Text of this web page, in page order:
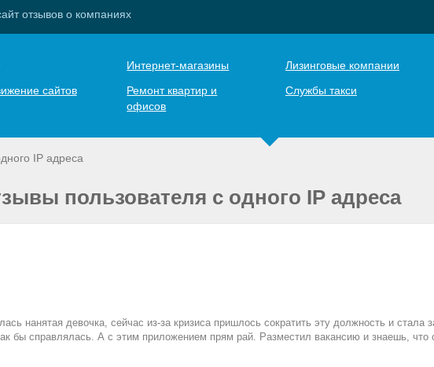
отзывов о компаниях
Интернет-магазины Лизинговые компании
сайтов
Ремонт квартир и
офисов
Службы такси
IP адреса
пользователя с одного IP адреса
нанятая девочка, сейчас из-за кризиса пришлось сократить эту должность и стала
бы справлялась. А с этим приложением прям рай. Разместил вакансию и знаешь, что